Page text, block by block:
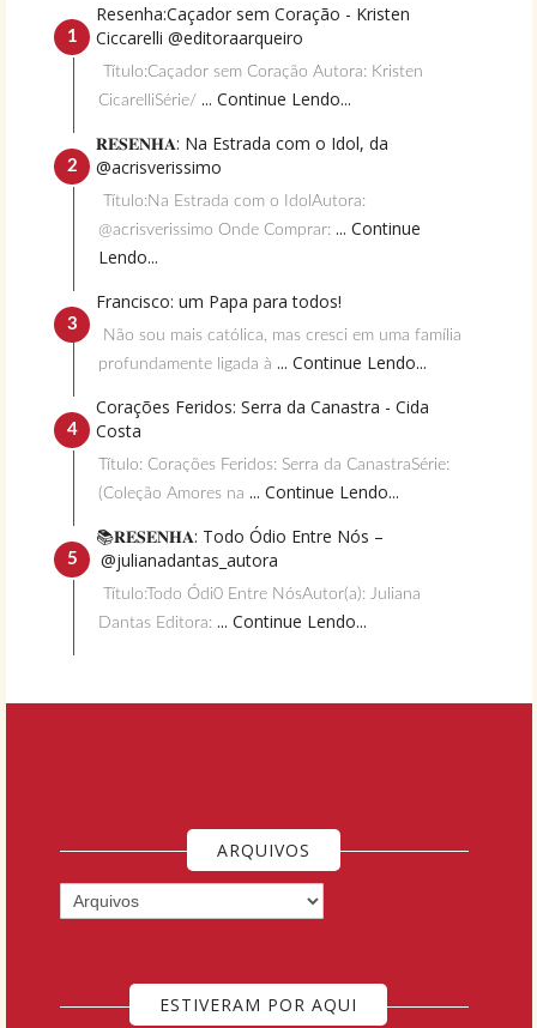
Resenha:Caçador sem Coração - Kristen
Ciccarelli @editoraarqueiro
Título:Caçador sem Coração Autora: Kristen
CicarelliSérie/ ... Continue Lendo...
𝐑𝐄𝐒𝐄𝐍𝐇𝐀: Na Estrada com o Idol, da
@acrisverissimo
Título:Na Estrada com o IdolAutora:
@acrisverissimo Onde Comprar: ... Continue
Lendo...
Francisco: um Papa para todos!
Não sou mais católica, mas cresci em uma família
profundamente ligada à ... Continue Lendo...
Corações Feridos: Serra da Canastra - Cida
Costa
Título: Corações Feridos: Serra da CanastraSérie:
(Coleção Amores na ... Continue Lendo...
📚𝐑𝐄𝐒𝐄𝐍𝐇𝐀: Todo Ódio Entre Nós –
@julianadantas_autora
Título:Todo Ódi0 Entre NósAutor(a): Juliana
Dantas Editora: ... Continue Lendo...
ARQUIVOS
ESTIVERAM POR AQUI